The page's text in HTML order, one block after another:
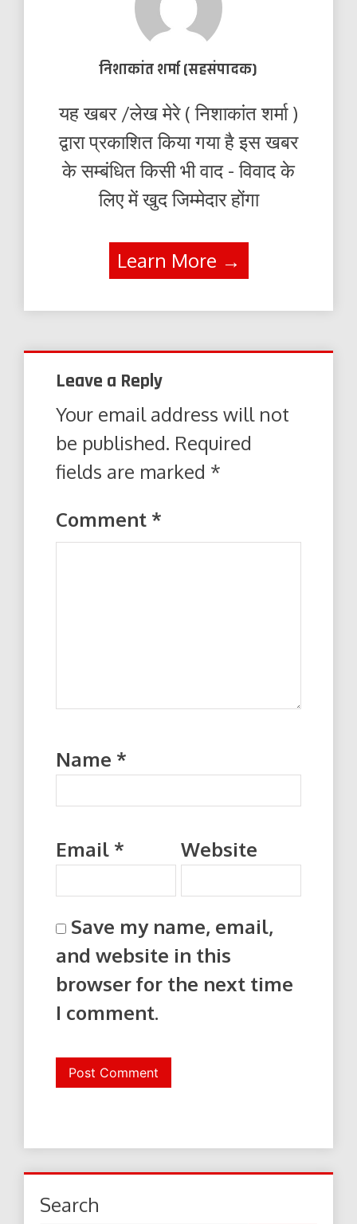
निशाकांत शर्मा (सहसंपादक)
यह खबर /लेख मेरे ( निशाकांत शर्मा )
द्वारा प्रकाशित किया गया है इस खबर
के सम्बंधित किसी भी वाद - विवाद के
लिए में खुद जिम्मेदार होंगा
Learn More →
Leave a Reply
Your email address will not
be published. Required
fields are marked *
Comment *
Name *
Email * Website
Save my name, email,
and website in this
browser for the next time
I comment.
Search